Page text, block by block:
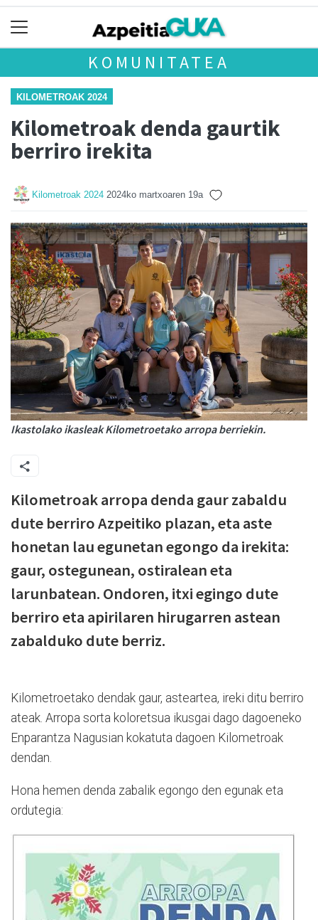
KOMUNITATEA
KILOMETROAK 2024
Kilometroak denda gaurtik
berriro irekita
Kilometroak 2024 2024ko martxoaren 19a
Ikastolako ikasleak Kilometroetako arropa berriekin.
Kilometroak arropa denda gaur zabaldu
dute berriro Azpeitiko plazan, eta aste
honetan lau egunetan egongo da irekita:
gaur, ostegunean, ostiralean eta
larunbatean. Ondoren, itxi egingo dute
berriro eta apirilaren hirugarren astean
zabalduko dute berriz.
Kilometroetako dendak gaur, asteartea, ireki ditu berriro
ateak. Arropa sorta koloretsua ikusgai dago dagoeneko
Enparantza Nagusian kokatuta dagoen Kilometroak
dendan.
Hona hemen denda zabalik egongo den egunak eta
ordutegia: